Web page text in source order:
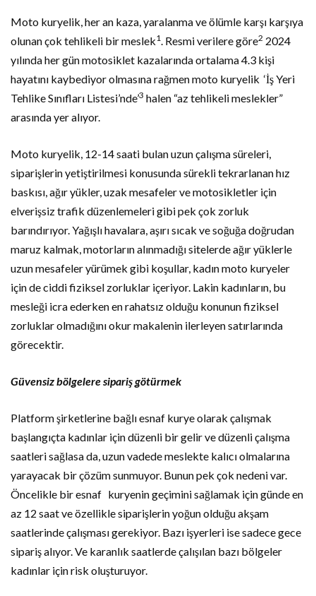
Moto kuryelik, her an kaza, yaralanma ve ölümle karşı karşıya
olunan çok tehlikeli bir meslek1 . Resmi verilere göre2 2024
yılında her gün motosiklet kazalarında ortalama 4.3 kişi
hayatını kaybediyor olmasına rağmen moto kuryelik ‘İş Yeri
Tehlike Sınıfları Listesi’nde’3 halen “az tehlikeli meslekler”
arasında yer alıyor.
Moto kuryelik, 12-14 saati bulan uzun çalışma süreleri,
siparişlerin yetiştirilmesi konusunda sürekli tekrarlanan hız
baskısı, ağır yükler, uzak mesafeler ve motosikletler için
elverişsiz trafik düzenlemeleri gibi pek çok zorluk
barındırıyor. Yağışlı havalara, aşırı sıcak ve soğuğa doğrudan
maruz kalmak, motorların alınmadığı sitelerde ağır yüklerle
uzun mesafeler yürümek gibi koşullar, kadın moto kuryeler
için de ciddi fiziksel zorluklar içeriyor. Lakin kadınların, bu
mesleği icra ederken en rahatsız olduğu konunun fiziksel
zorluklar olmadığını okur makalenin ilerleyen satırlarında
görecektir.
Güvensiz bölgelere sipariş götürmek
Platform şirketlerine bağlı esnaf kurye olarak çalışmak
başlangıçta kadınlar için düzenli bir gelir ve düzenli çalışma
saatleri sağlasa da, uzun vadede meslekte kalıcı olmalarına
yarayacak bir çözüm sunmuyor. Bunun pek çok nedeni var.
Öncelikle bir esnaf kuryenin geçimini sağlamak için günde en
az 12 saat ve özellikle siparişlerin yoğun olduğu akşam
saatlerinde çalışması gerekiyor. Bazı işyerleri ise sadece gece
sipariş alıyor. Ve karanlık saatlerde çalışılan bazı bölgeler
kadınlar için risk oluşturuyor.